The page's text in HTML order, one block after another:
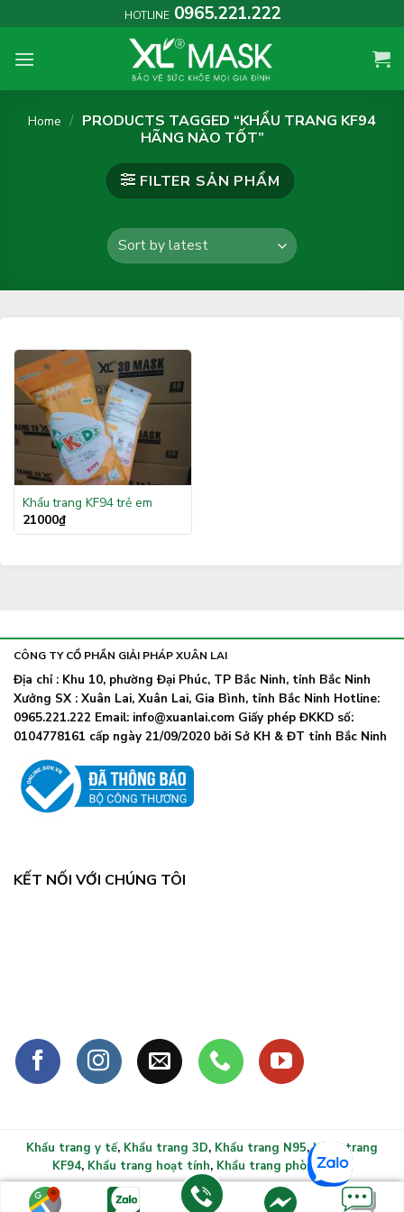
to
content
HOTLINE 0965.221.222
Home / PRODUCTS TAGGED “KHẨU TRANG KF94
HÃNG NÀO TỐT”
FILTER
Khẩu trang KF94 trẻ em
21000₫
CÔNG TY CỔ PHẦN GIẢI PHÁP XUÂN LAI
Địa chỉ : Khu 10, phường Đại Phúc, TP Bắc Ninh, tỉnh Bắc Ninh
Xưởng SX : Xuân Lai, Xuân Lai, Gia Bình, tỉnh Bắc Ninh Hotline:
0965.221.222 Email: info@xuanlai.com Giấy phép ĐKKD số:
0104778161 cấp ngày 21/09/2020 bởi Sở KH & ĐT tỉnh Bắc Ninh
KẾT NỐI VỚI CHÚNG TÔI
Khẩu trang y tế, Khẩu trang 3D, Khẩu trang N95,Khẩu trang
KF94, Khẩu trang hoạt tính, Khẩu trang phòng sạch
Copyright 2026 ©Khẩu trang y tế xlmask.vn - Bảo vệ sức